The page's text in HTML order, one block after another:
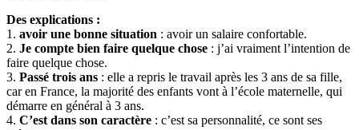
Des explications :
1. avoir une bonne situation : avoir un salaire confortable.
2. Je compte bien faire quelque chose : j’ai vraiment l’intention de
faire quelque chose.
3. Passé trois ans : elle a repris le travail après les 3 ans de sa fille,
car en France, la majorité des enfants vont à l’école maternelle, qui
démarre en général à 3 ans.
4. C’est dans son caractère : c’est sa personnalité, ce sont ses